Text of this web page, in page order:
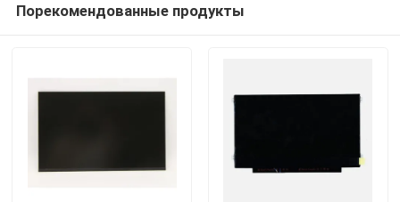
Порекомендованные продукты